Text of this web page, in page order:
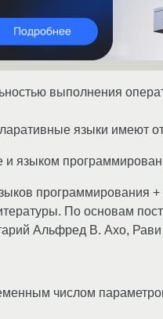
выполнения
языки имеют
языком
программирования
По основам
Альфред В. Ахо,
числом